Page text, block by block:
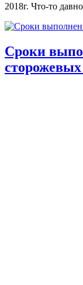
2018г. Что-то
Сроки